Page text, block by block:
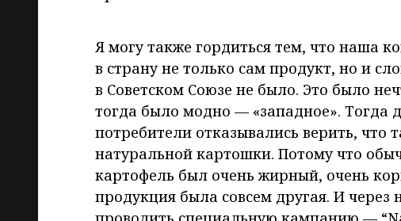
Я могу также гордиться тем, что наша
в страну не только сам продукт, но и
в Советском Союзе не было. Это было
тогда было модно — «западное». Тогда
потребители отказывались верить, что
натуральной картошки. Потому что
картофель был очень жирный, очень
продукция была совсем другая. И